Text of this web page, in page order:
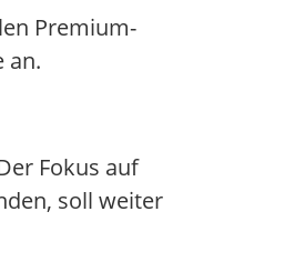
Premium-
an.
Fokus auf
soll weiter